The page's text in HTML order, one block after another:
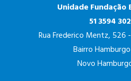
Unidade Fundação
51 3594
Rua Frederico Mentz, 526
Bairro
Novo